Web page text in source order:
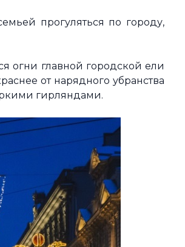
прогуляться по городу,
огни главной городской ели
от нарядного убранства
гирляндами.